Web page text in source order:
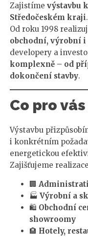
Zajistíme výstavbu
Středočeském kraji.
Od roku 1998
obchodní, výrobní
developery a
komplexně – od
dokončení stavby.
Co pro
Výstavbu
i konkrétním
energetickou
Zajišťujeme
🏢
🏭 Výrobní a
🛍️ Obchodní
showroomy
🏨 Hotely,